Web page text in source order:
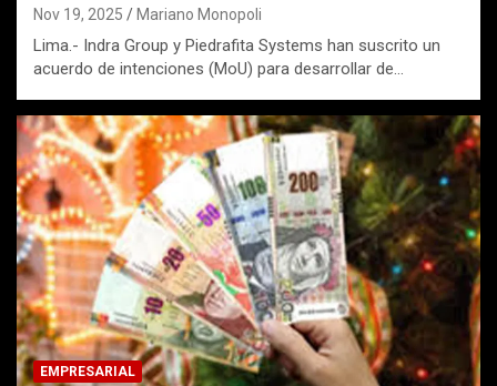
Nov 19, 2025 Mariano Monopoli
Lima.- Indra Group y Piedrafita Systems han suscrito un
acuerdo de intenciones (MoU) para desarrollar de…
EMPRESARIAL